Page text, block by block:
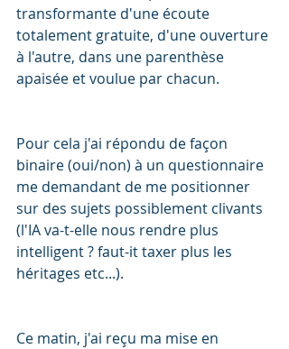
transformante d'une écoute
totalement gratuite, d'une ouverture
à l'autre, dans une parenthèse
apaisée et voulue par chacun.
Pour cela j'ai répondu de façon
binaire (oui/non) à un questionnaire
me demandant de me positionner
sur des sujets possiblement clivants
(l'IA va-t-elle nous rendre plus
intelligent ? faut-it taxer plus les
héritages etc...).
Ce matin, j'ai reçu ma mise en